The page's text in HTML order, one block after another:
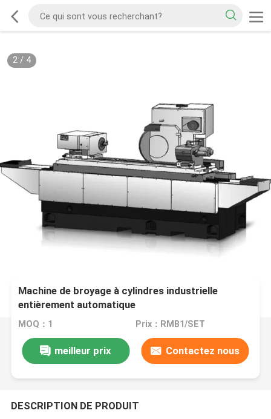
2/ 4
Machine de broyage à cylindres industrielle
entièrement automatique
MOQ：1 Prix：RMB1/SET
meilleur prix Contactez nous
DESCRIPTION DE PRODUIT